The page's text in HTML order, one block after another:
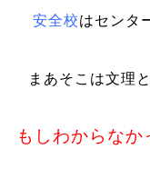
安全校はセンタ
まあそこは文理
もしわからな